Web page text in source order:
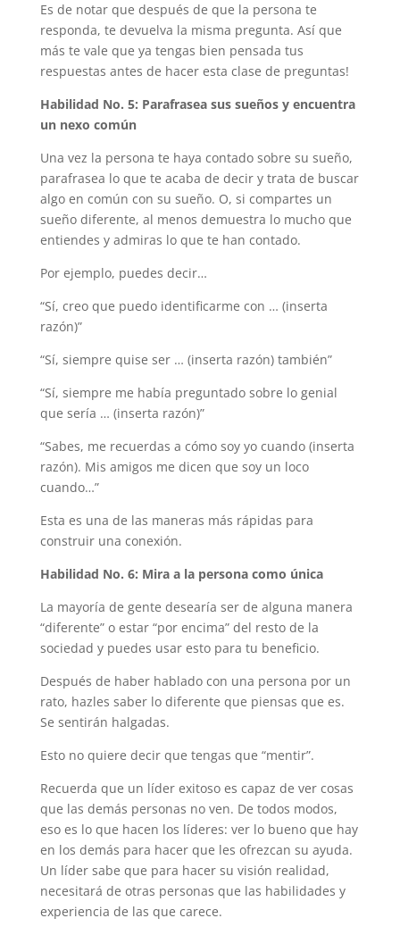
Es de notar que después de que la persona te
responda, te devuelva la misma pregunta. Así que
más te vale que ya tengas bien pensada tus
respuestas antes de hacer esta clase de preguntas!
Habilidad No. 5: Parafrasea sus sueños y encuentra
un nexo común
Una vez la persona te haya contado sobre su sueño,
parafrasea lo que te acaba de decir y trata de buscar
algo en común con su sueño. O, si compartes un
sueño diferente, al menos demuestra lo mucho que
entiendes y admiras lo que te han contado.
Por ejemplo, puedes decir…
“Sí, creo que puedo identificarme con … (inserta
razón)”
“Sí, siempre quise ser … (inserta razón) también”
“Sí, siempre me había preguntado sobre lo genial
que sería … (inserta razón)”
“Sabes, me recuerdas a cómo soy yo cuando (inserta
razón). Mis amigos me dicen que soy un loco
cuando…”
Esta es una de las maneras más rápidas para
construir una conexión.
Habilidad No. 6: Mira a la persona como única
La mayoría de gente desearía ser de alguna manera
“diferente” o estar “por encima” del resto de la
sociedad y puedes usar esto para tu beneficio.
Después de haber hablado con una persona por un
rato, hazles saber lo diferente que piensas que es.
Se sentirán halgadas.
Esto no quiere decir que tengas que “mentir”.
Recuerda que un líder exitoso es capaz de ver cosas
que las demás personas no ven. De todos modos,
eso es lo que hacen los líderes: ver lo bueno que hay
en los demás para hacer que les ofrezcan su ayuda.
Un líder sabe que para hacer su visión realidad,
necesitará de otras personas que las habilidades y
experiencia de las que carece.